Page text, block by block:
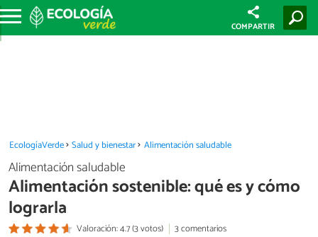
COMPARTIR
EcologíaVerde Salud y bienestar Alimentación saludable
Alimentación saludable
Alimentación sostenible: qué es y cómo
lograrla
Valoración: 4.7 (3 votos)
3 comentarios